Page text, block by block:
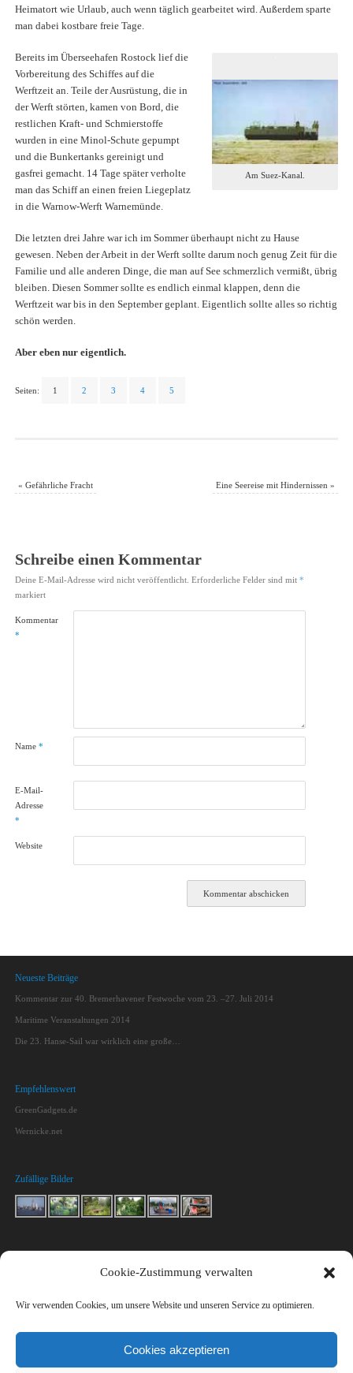
Cookie-Zustimmung verwalten
Wir verwenden Cookies, um unsere Website und unseren Service zu optimieren.
Cookies akzeptieren
Heimatort wie Urlaub, auch wenn täglich gearbeitet wird. Außerdem sparte
man dabei kostbare freie Tage.
Am Suez-Kanal.
Bereits im Überseehafen Rostock lief die
Vorbereitung des Schiffes auf die
Werftzeit an. Teile der Ausrüstung, die in
der Werft störten, kamen von Bord, die
restlichen Kraft- und Schmierstoffe
wurden in eine Minol-Schute gepumpt
und die Bunkertanks gereinigt und
gasfrei gemacht. 14 Tage später verholte
man das Schiff an einen freien Liegeplatz
in die Warnow-Werft Warnemünde.
Die letzten drei Jahre war ich im Sommer überhaupt nicht zu Hause
gewesen. Neben der Arbeit in der Werft sollte darum noch genug Zeit für die
Familie und alle anderen Dinge, die man auf See schmerzlich vermißt, übrig
bleiben. Diesen Sommer sollte es endlich einmal klappen, denn die
Werftzeit war bis in den September geplant. Eigentlich sollte alles so richtig
schön werden.
Aber eben nur eigentlich.
Seiten: 1 2 3 4 5
« Gefährliche Fracht Eine Seereise mit Hindernissen»
Schreibe einen Kommentar
Deine E-Mail-Adresse wird nicht veröffentlicht. Erforderliche Felder sind mit *
markiert
Kommentar
*
Name *
E-Mail-
Adresse
*
Website
Neueste Beiträge
Kommentar zur 40. Bremerhavener Festwoche vom 23. –27. Juli 2014
Maritime Veranstaltungen 2014
Die 23. Hanse-Sail war wirklich eine große…
Empfehlenswert
GreenGadgets.de
Wernicke.net
Zufällige Bilder
Impressum & Datenschutz